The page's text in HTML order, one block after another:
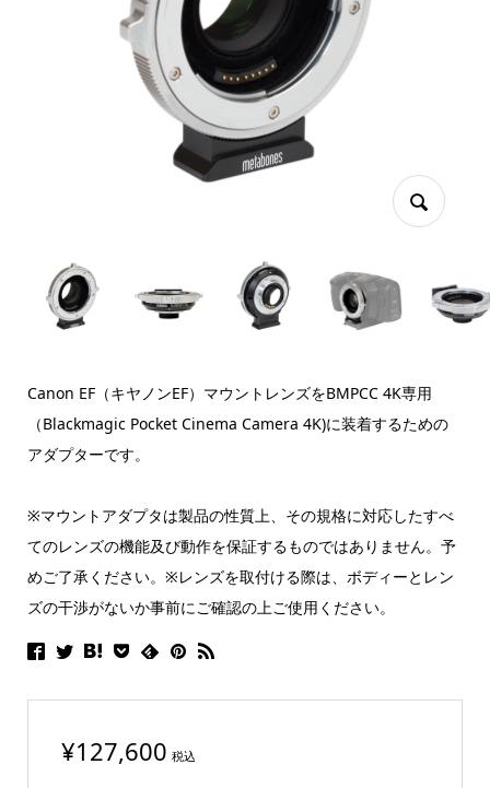
Canon EF（キヤノンEF）マウントレンズをBMPCC 4K専用
（Blackmagic Pocket Cinema Camera 4K)に装着するための
アダプターです。
※マウントアダプタは製品の性質上、その規格に対応したすべ
てのレンズの機能及び動作を保証するものではありません。予
めご了承ください。※レンズを取付ける際は、ボディーとレン
ズの干渉がないか事前にご確認の上ご使用ください。
¥127,600 税込